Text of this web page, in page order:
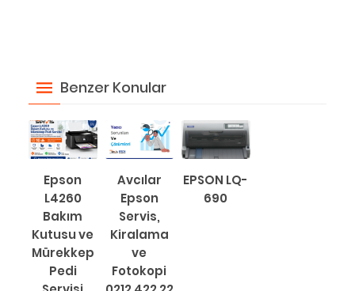
Benzer Konular
Epson
L4260
Bakım
Kutusu ve
Mürekkep
Pedi
Avcılar
Epson
Servis,
Kiralama
ve
Fotokopi
EPSON LQ-
690